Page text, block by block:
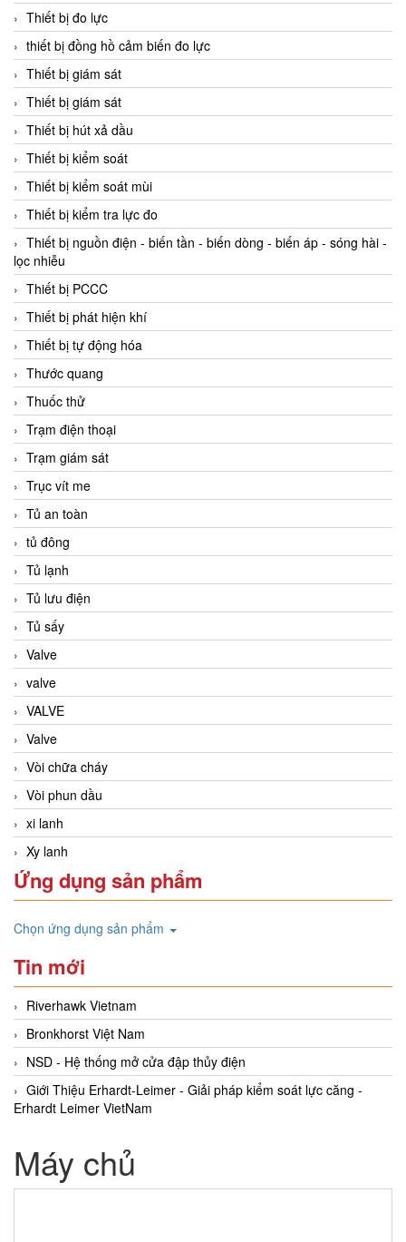
Thiết bị đo lực
thiết bị đồng hồ cảm biến đo lực
Thiết bị giám sát
Thiết bị giám sát
Thiết bị hút xả dầu
Thiết bị kiểm soát
Thiết bị kiểm soát mùi
Thiết bị kiểm tra lực đo
Thiết bị nguồn điện - biến tần - biến dòng - biến áp - sóng hài -
lọc nhiễu
Thiết bị PCCC
Thiết bị phát hiện khí
Thiết bị tự động hóa
Thước quang
Thuốc thử
Trạm điện thoại
Trạm giám sát
Trục vít me
Tủ an toàn
tủ đông
Tủ lạnh
Tủ lưu điện
Tủ sấy
Valve
valve
VALVE
Valve
Vòi chữa cháy
Vòi phun dầu
xi lanh
Xy lanh
Ứng dụng sản phẩm
Chọn ứng dụng sản phẩm
Tin mới
Riverhawk Vietnam
Bronkhorst Việt Nam
NSD - Hệ thống mở cửa đập thủy điện
Giới Thiệu Erhardt-Leimer - Giải pháp kiểm soát lực căng -
Erhardt Leimer VietNam
Máy chủ